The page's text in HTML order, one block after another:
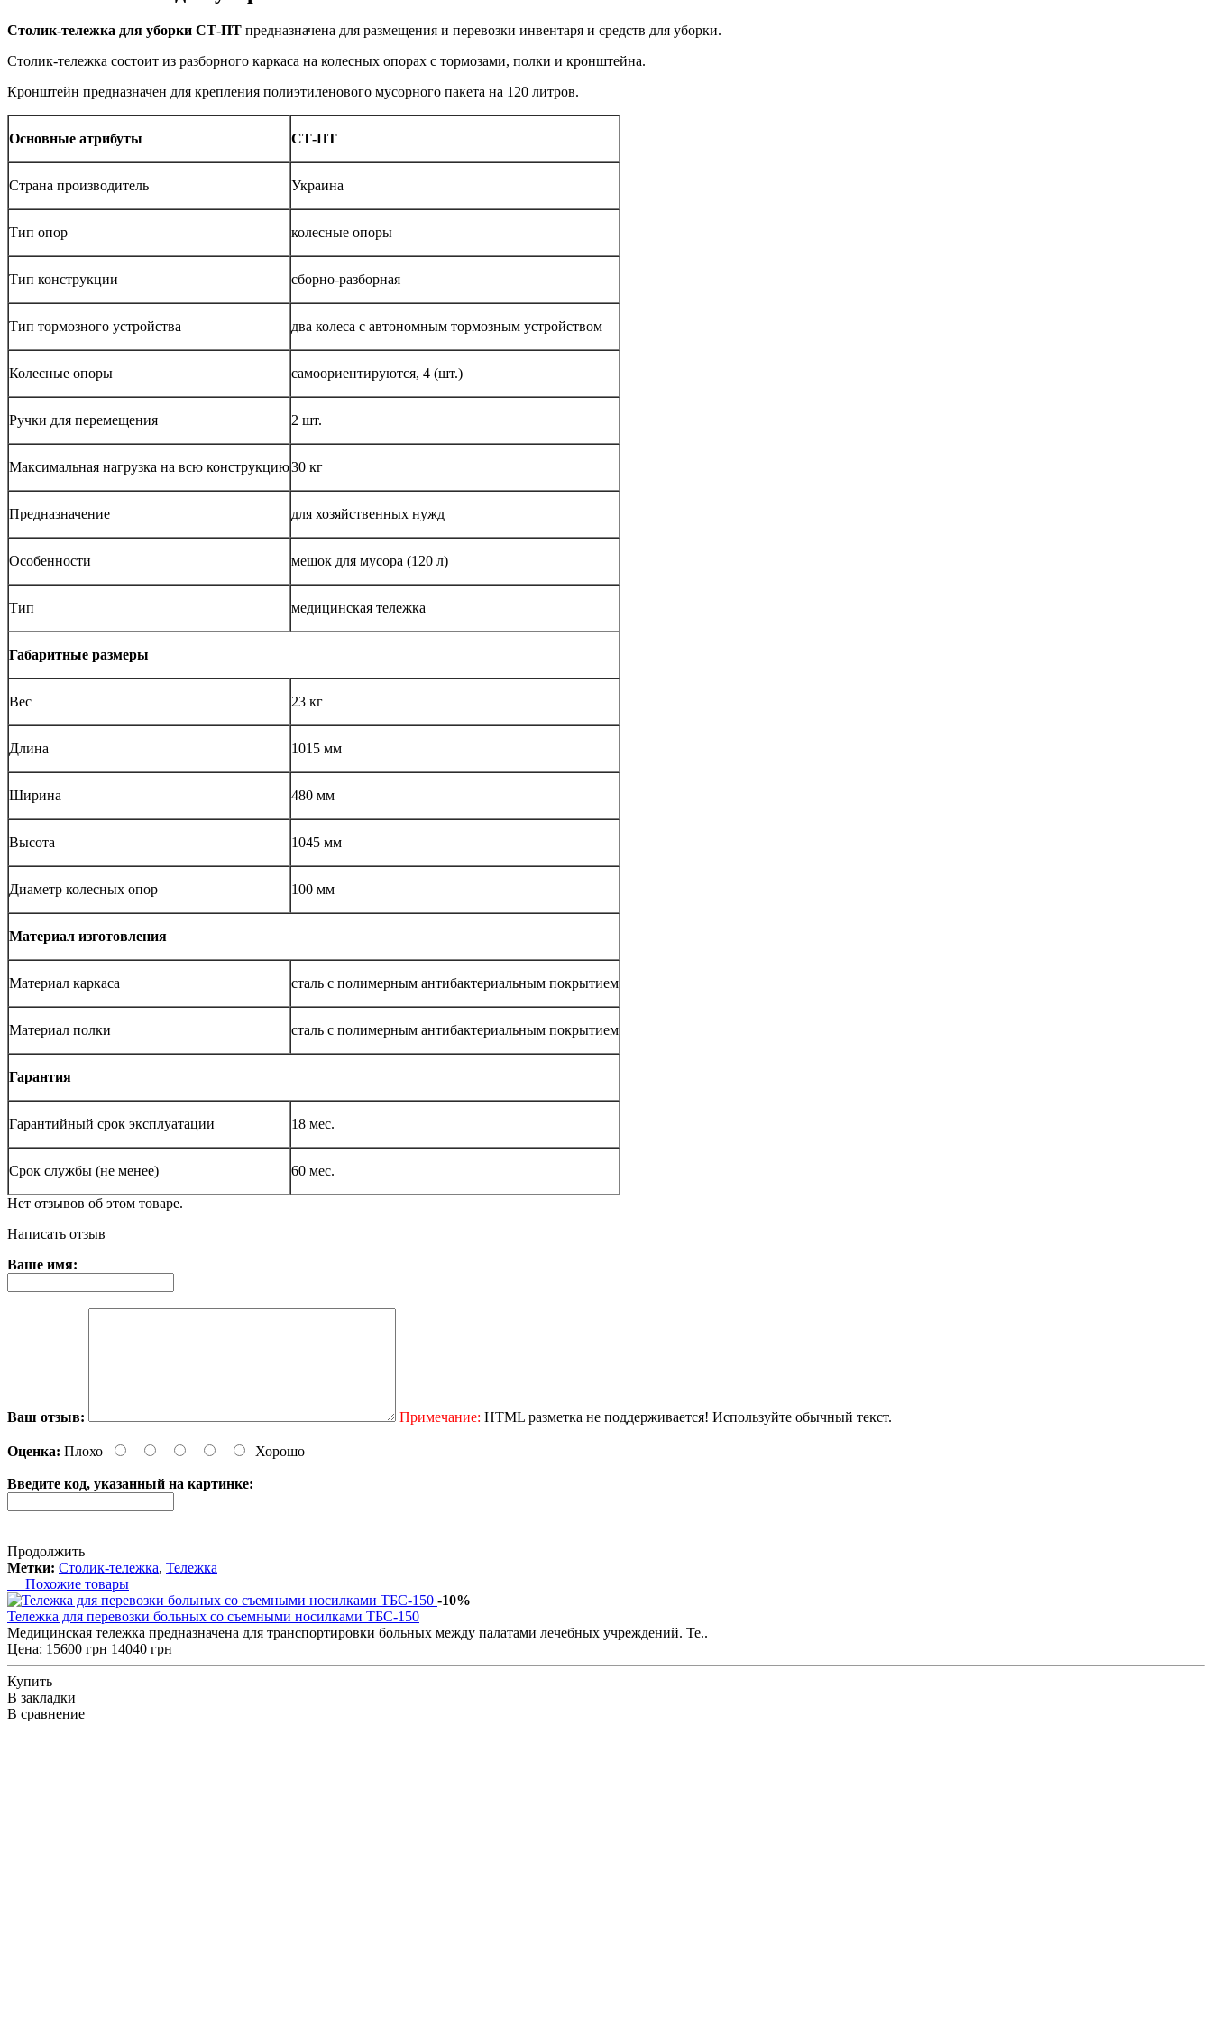
Столик-тележка для уборки СТ-ПТ предназначена для размещения и перевозки инвентаря и средств для уборки.
Столик-тележка состоит из разборного каркаса на колесных опорах с тормозами, полки и кронштейна.
Кронштейн предназначен для крепления полиэтиленового мусорного пакета на 120 литров.
Основные атрибуты СТ-ПТ
Страна производитель Украина
Тип опор колесные опоры
Тип конструкции сборно-разборная
Тип тормозного устройства два колеса с автономным тормозным устройством
Колесные опоры самоориентируются, 4 (шт.)
Ручки для перемещения 2 шт.
Максимальная нагрузка на всю конструкцию30 кг
Предназначение для хозяйственных нужд
Особенности мешок для мусора (120 л)
Тип медицинская тележка
Габаритные размеры
Вес 23 кг
Длина 1015 мм
Ширина 480 мм
Высота 1045 мм
Диаметр колесных опор 100 мм
Материал изготовления
Материал каркаса сталь с полимерным антибактериальным покрытием
Материал полки сталь с полимерным антибактериальным покрытием
Гарантия
Гарантийный срок эксплуатации 18 мес.
Срок службы (не менее) 60 мес.
Нет отзывов об этом товаре.
Написать отзыв
Ваше имя:
Ваш отзыв: Примечание: HTML разметка не поддерживается! Используйте обычный текст.
Оценка: Плохо Хорошо
Введите код, указанный на картинке:
Продолжить
Метки: Столик-тележка, Тележка
Похожие товары
-10%
Тележка для перевозки больных со съемными носилками ТБС-150
Медицинская тележка предназначена для транспортировки больных между палатами лечебных учреждений. Те..
Цена: 15600 грн 14040 грн
Купить
В закладки
В сравнение